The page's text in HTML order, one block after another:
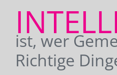
ist, wer
Richtige